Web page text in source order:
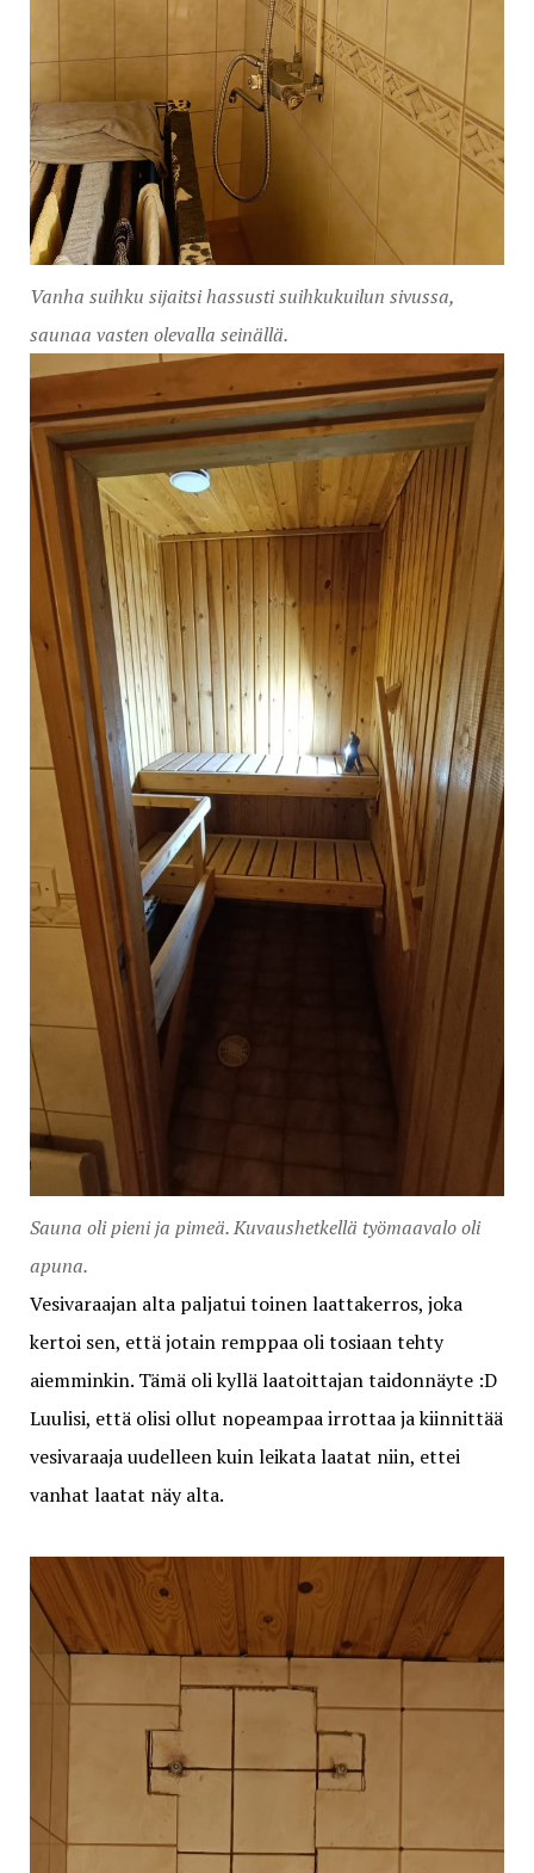
Vanha suihku sijaitsi hassusti suihkukuilun sivussa,
saunaa vasten olevalla seinällä.
Sauna oli pieni ja pimeä. Kuvaushetkellä työmaavalo oli
apuna.
Vesivaraajan alta paljatui toinen laattakerros, joka
kertoi sen, että jotain remppaa oli tosiaan tehty
aiemminkin. Tämä oli kyllä laatoittajan taidonnäyte :D
Luulisi, että olisi ollut nopeampaa irrottaa ja kiinnittää
vesivaraaja uudelleen kuin leikata laatat niin, ettei
vanhat laatat näy alta.